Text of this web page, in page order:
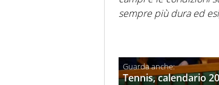
sempre più dura ed
Tennis, calendario